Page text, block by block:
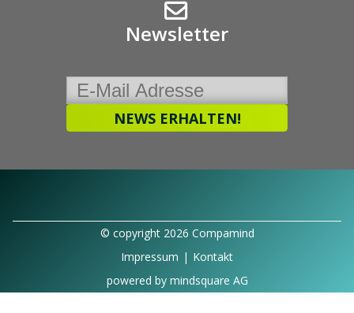
Newsletter
© copyright 2026 Compamind
Impressum | Kontakt
powered by mindsquare AG